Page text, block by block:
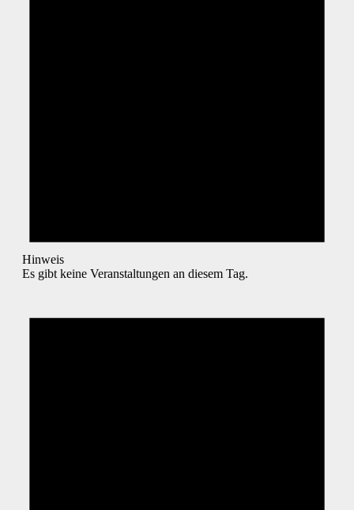
Hinweis
Es gibt keine Veranstaltungen an diesem Tag.